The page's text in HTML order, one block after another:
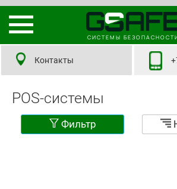
СИСТЕМЫ
Контакты
POS-системы
Фильтр